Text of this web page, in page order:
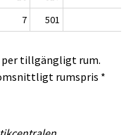
7 501
per tillgängligt rum.
rumspris *